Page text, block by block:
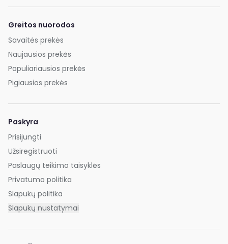
Greitos nuorodos
Savaitės prekės
Naujausios prekės
Populiariausios prekės
Pigiausios prekės
Paskyra
Prisijungti
Užsiregistruoti
Paslaugų teikimo taisyklės
Privatumo politika
Slapukų politika
Slapukų nustatymai